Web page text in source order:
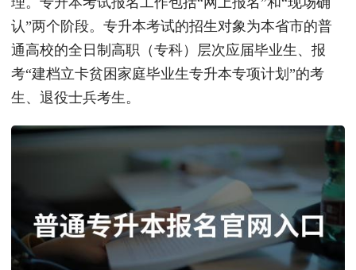
认”两个阶段。专升本考试的招生对象为本省市的普
通高校的全日制高职（专科）层次应届毕业生、报
考“建档立卡贫困家庭毕业生专升本专项计划”的考
生、退役士兵考生。